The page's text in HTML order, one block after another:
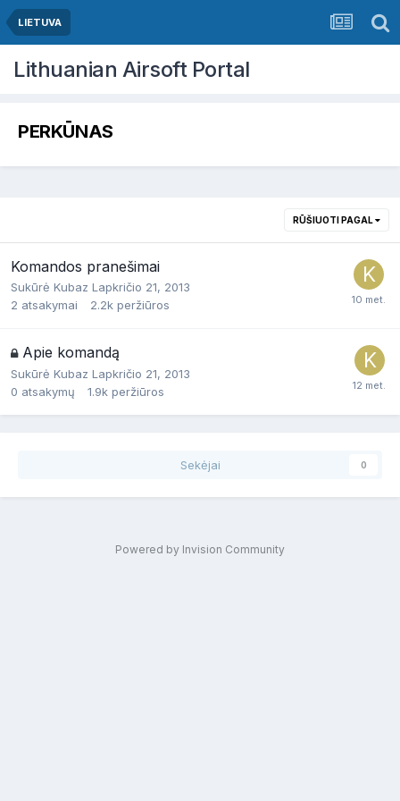
LIETUVA
Lithuanian Airsoft Portal
PERKŪNAS
RŪŠIUOTI PAGAL
Komandos pranešimai
Sukūrė Kubaz Lapkričio 21, 2013
2 atsakymai 2.2k peržiūros
Apie komandą
Sukūrė Kubaz Lapkričio 21, 2013
0 atsakymų 1.9k peržiūros
Sekėjai 0
Powered by Invision Community